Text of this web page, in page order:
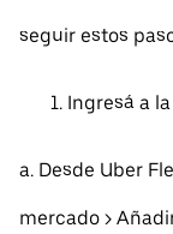
seguir estos
Ingresá a
a. Desde Uber
mercado >